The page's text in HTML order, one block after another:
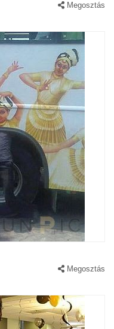
Megosztás
Megosztás